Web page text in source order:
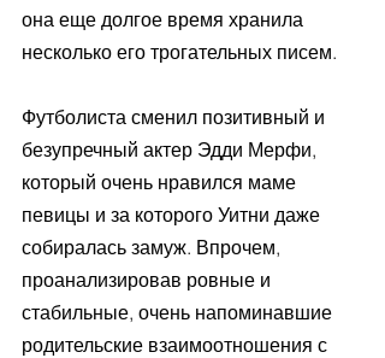
она еще долгое время хранила
несколько его трогательных писем.
Футболиста сменил позитивный и
безупречный актер Эдди Мерфи,
который очень нравился маме
певицы и за которого Уитни даже
собиралась замуж. Впрочем,
проанализировав ровные и
стабильные, очень напоминавшие
родительские взаимоотношения с